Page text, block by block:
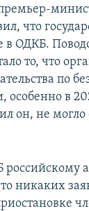
премьер-
что
в ОДКБ.
то, что
по
в
он, не могло
никаких